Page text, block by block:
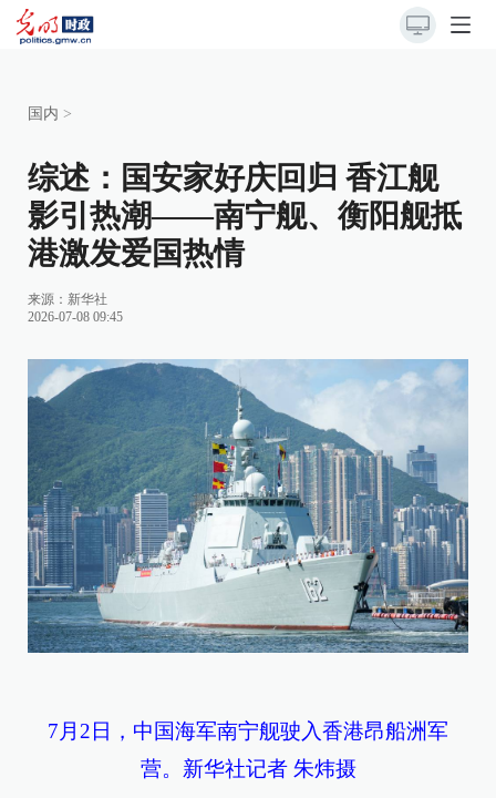
国内 >
综述：国安家好庆回归 香江舰
影引热潮——南宁舰、衡阳舰抵
港激发爱国热情
来源： 新华社
2026-07-08 09:45
7月2日，中国海军南宁舰驶入香港昂船洲军
营。新华社记者 朱炜摄